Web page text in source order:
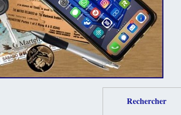
Rechercher